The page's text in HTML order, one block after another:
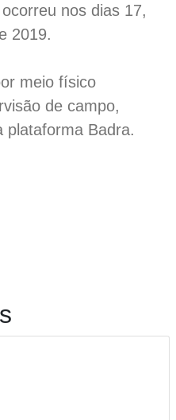
nos dias 17,
2019.
meio físico
de campo,
plataforma Badra.